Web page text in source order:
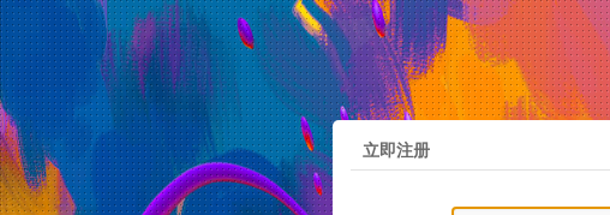
立即注册